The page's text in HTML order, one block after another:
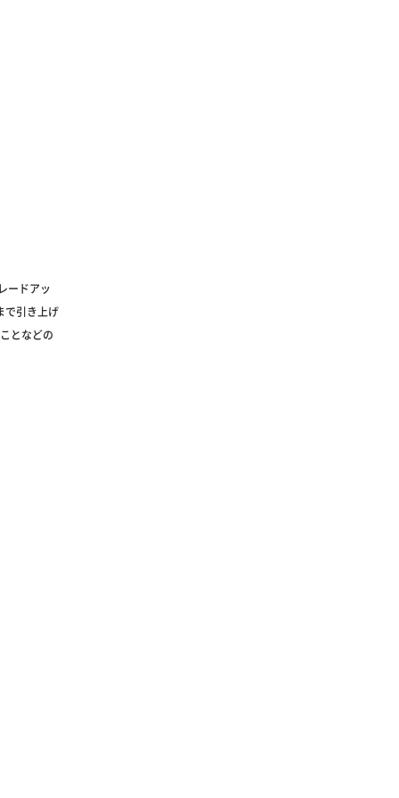
ードアッ
で引き上げ
となどの